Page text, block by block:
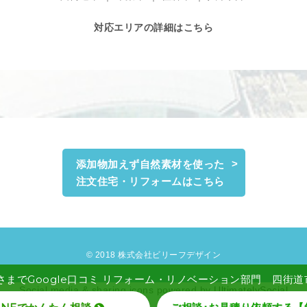
対応エリアの詳細はこちら
添加物加えず自然素材を使った
注文住宅・リフォームはこちら
© 2018 株式会社ビリーフデザイン
Social media & sharing icons powered byUltimatelySocial
までGoogle口コミ リフォーム・リノベーション部門 四街道